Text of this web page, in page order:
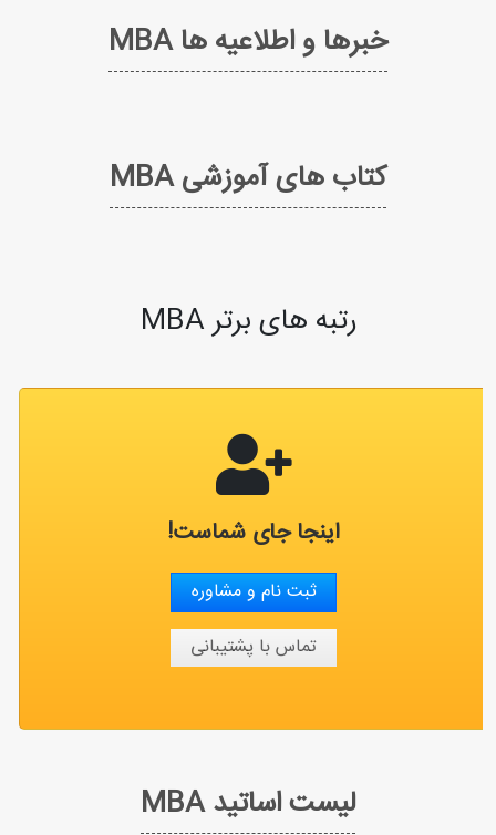
خبرها و اطلاعیه ها MBA
کتاب های آموزشی MBA
رتبه های برتر MBA
اینجا جای شماست!
ثبت نام و مشاوره
تماس با پشتیبانی
لیست اساتید MBA